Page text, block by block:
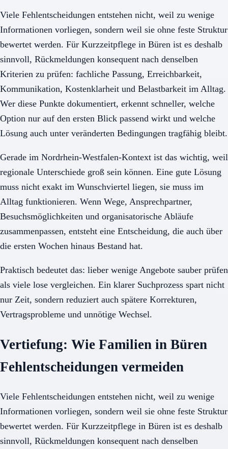
Viele Fehlentscheidungen entstehen nicht, weil zu wenige
Informationen vorliegen, sondern weil sie ohne feste Struktur
bewertet werden. Für Kurzzeitpflege in Büren ist es deshalb
sinnvoll, Rückmeldungen konsequent nach denselben
Kriterien zu prüfen: fachliche Passung, Erreichbarkeit,
Kommunikation, Kostenklarheit und Belastbarkeit im Alltag.
Wer diese Punkte dokumentiert, erkennt schneller, welche
Option nur auf den ersten Blick passend wirkt und welche
Lösung auch unter veränderten Bedingungen tragfähig bleibt.
Gerade im Nordrhein-Westfalen-Kontext ist das wichtig, weil
regionale Unterschiede groß sein können. Eine gute Lösung
muss nicht exakt im Wunschviertel liegen, sie muss im
Alltag funktionieren. Wenn Wege, Ansprechpartner,
Besuchsmöglichkeiten und organisatorische Abläufe
zusammenpassen, entsteht eine Entscheidung, die auch über
die ersten Wochen hinaus Bestand hat.
Praktisch bedeutet das: lieber wenige Angebote sauber prüfen
als viele lose vergleichen. Ein klarer Suchprozess spart nicht
nur Zeit, sondern reduziert auch spätere Korrekturen,
Vertragsprobleme und unnötige Wechsel.
Vertiefung: Wie Familien in Büren
Fehlentscheidungen vermeiden
Viele Fehlentscheidungen entstehen nicht, weil zu wenige
Informationen vorliegen, sondern weil sie ohne feste Struktur
bewertet werden. Für Kurzzeitpflege in Büren ist es deshalb
sinnvoll, Rückmeldungen konsequent nach denselben